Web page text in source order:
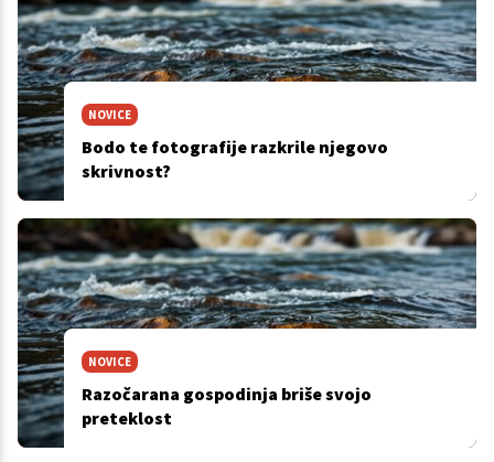
NOVICE
Bodo te fotografije razkrile njegovo
skrivnost?
NOVICE
Razočarana gospodinja briše svojo
preteklost